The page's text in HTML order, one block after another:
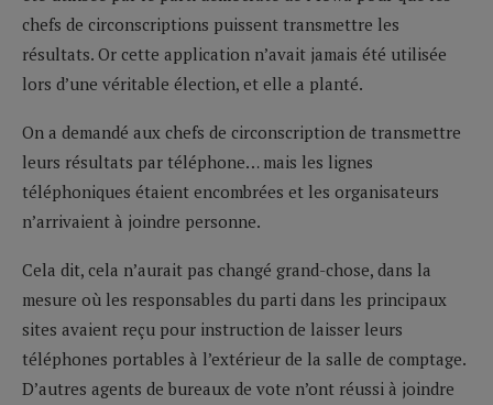
chefs de circonscriptions puissent transmettre les
résultats. Or cette application n’avait jamais été utilisée
lors d’une véritable élection, et elle a planté.
On a demandé aux chefs de circonscription de transmettre
leurs résultats par téléphone… mais les lignes
téléphoniques étaient encombrées et les organisateurs
n’arrivaient à joindre personne.
Cela dit, cela n’aurait pas changé grand-chose, dans la
mesure où les responsables du parti dans les principaux
sites avaient reçu pour instruction de laisser leurs
téléphones portables à l’extérieur de la salle de comptage.
D’autres agents de bureaux de vote n’ont réussi à joindre